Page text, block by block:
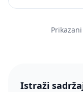
Istraži